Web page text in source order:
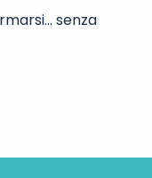
senza